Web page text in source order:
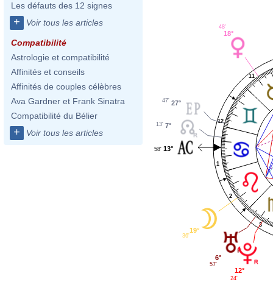
Les défauts des 12 signes
+ Voir tous les articles
Compatibilité
Astrologie et compatibilité
Affinités et conseils
Affinités de couples célèbres
Ava Gardner et Frank Sinatra
Compatibilité du Bélier
+ Voir tous les articles
1
2
3
11
12
18°
48'
27°
47'
7°
13'
13°
58'
19°
36'
6°
57'
12°
24'